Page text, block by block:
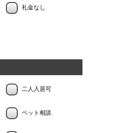
礼金なし
二人入居可
ペット相談